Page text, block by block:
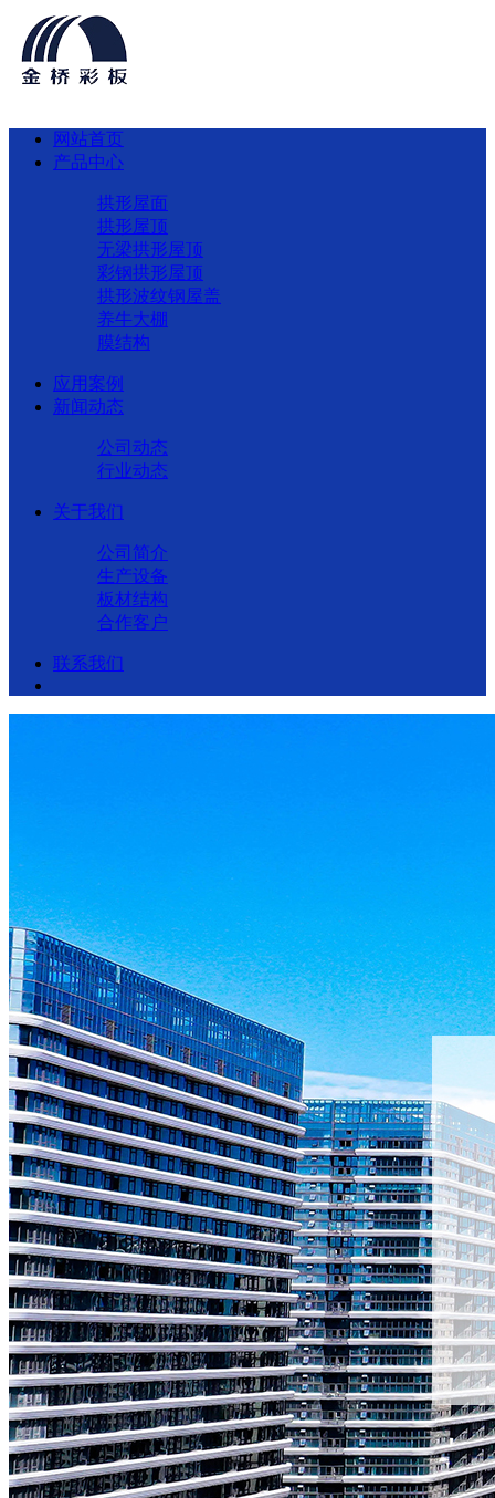
网站首页
产品中心
拱形屋面
拱形屋顶
无梁拱形屋顶
彩钢拱形屋顶
拱形波纹钢屋盖
养牛大棚
膜结构
应用案例
新闻动态
公司动态
行业动态
关于我们
公司简介
生产设备
板材结构
合作客户
联系我们